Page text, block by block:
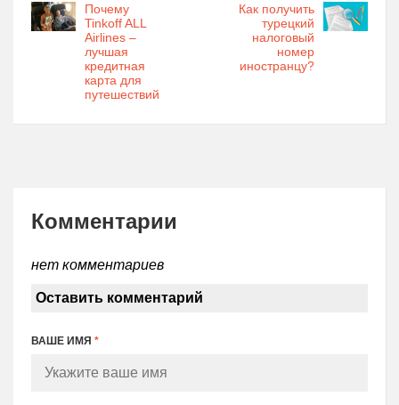
Почему
Tinkoff ALL
Airlines –
лучшая
кредитная
карта для
путешествий
Как получить
турецкий
налоговый
номер
иностранцу?
Комментарии
нет комментариев
Оставить комментарий
ВАШЕ ИМЯ *